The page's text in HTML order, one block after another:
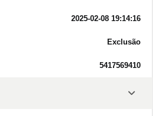
2025-02-08 19:14:16
Exclusão
5417569410